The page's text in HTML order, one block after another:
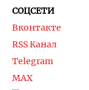
СОЦСЕТИ
Вконтакте
RSS Канал
Telegram
MAX